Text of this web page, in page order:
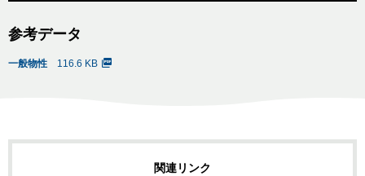
参考データ
一般物性 116.6 KB
関連リンク